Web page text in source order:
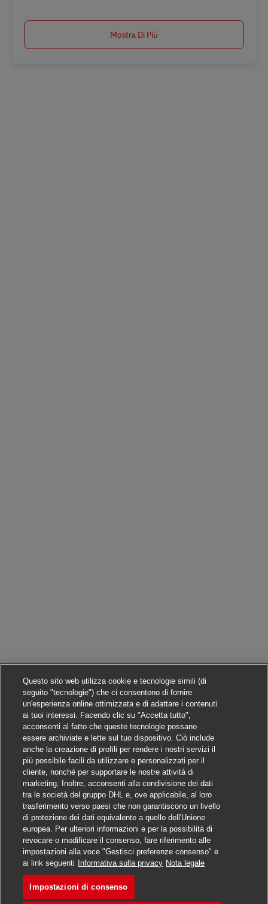
Candidarsi
Segna
Mostra Di Più
Questo sito web utilizza cookie e tecnologie simili (di
seguito "tecnologie") che ci consentono di fornire
un'esperienza online ottimizzata e di adattare i contenuti
ai tuoi interessi. Facendo clic su "Accetta tutto",
acconsenti al fatto che queste tecnologie possano
essere archiviate e lette sul tuo dispositivo. Ciò include
anche la creazione di profili per rendere i nostri servizi il
più possibile facili da utilizzare e personalizzati per il
cliente, nonché per supportare le nostre attività di
marketing. Inoltre, acconsenti alla condivisione dei dati
tra le società del gruppo DHL e, ove applicabile, al loro
trasferimento verso paesi che non garantiscono un livello
di protezione dei dati equivalente a quello dell'Unione
europea. Per ulteriori informazioni e per la possibilità di
revocare o modificare il consenso, fare riferimento alle
impostazioni alla voce "Gestisci preferenze consenso" e
ai link seguenti
Informativa sulla privacy Nota legale
Impostazioni di consenso